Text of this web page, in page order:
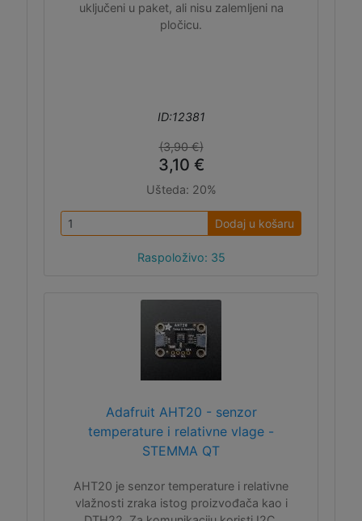
uključeni u paket, ali nisu zalemljeni na
pločicu.
ID:12381
(3,90 €)
3,10 €
Ušteda: 20%
Dodaj u košaru
Raspoloživo: 35
Adafruit AHT20 - senzor
temperature i relativne vlage -
STEMMA QT
AHT20 je senzor temperature i relativne
vlažnosti zraka istog proizvođača kao i